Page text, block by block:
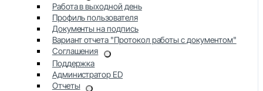
Работа в выходной день
Профиль пользователя
Документы на подпись
Вариант отчета "Протокол работы с документом"
Соглашения
Поддержка
Администратор ED
Отчеты